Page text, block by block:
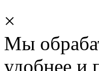
×
Мы
удобнее и